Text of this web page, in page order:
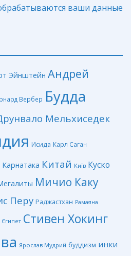
ваши данные
Эйнштейн Андрей
Вербер Будда
Мельхиседек
Исида Карл Саган
Карнатака Китай Київ Куско
Мичио Каку
Перу Раджастхан Рамаяна
Єгипет Стивен Хокинг
Ярослав Мудрий буддизм инки